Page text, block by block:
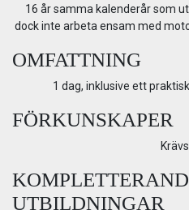
16 år samma kalenderår som
dock inte arbeta ensam med
OMFATTNING
1 dag, inklusive ett
FÖRKUNSKAPER
Krävs
UTBILDNINGAR